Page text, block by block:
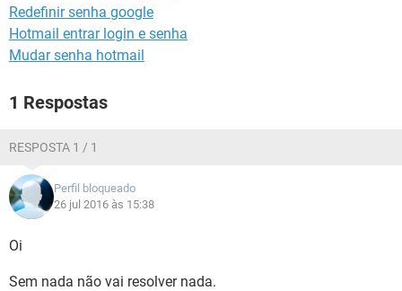
Redefinir senha google
Hotmail entrar login e senha
Mudar senha hotmail
1 Respostas
RESPOSTA 1 / 1
Perfil bloqueado
26 jul 2016 às 15:38
Oi
Sem nada não vai resolver nada.